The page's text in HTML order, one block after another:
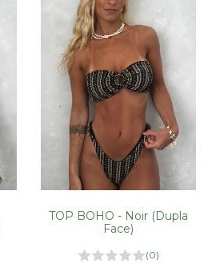
TOP BOHO - Noir (Dupla
Face)
(0)